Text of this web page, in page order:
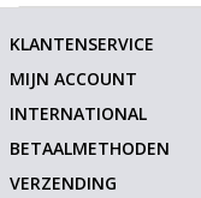
KLANTENSERVICE
MIJN ACCOUNT
INTERNATIONAL
BETAALMETHODEN
VERZENDING